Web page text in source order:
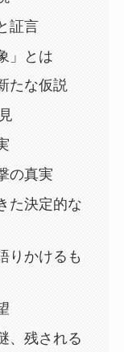
証言
」とは
たな仮説
の真実
た決定的な
りかけるも
、残される